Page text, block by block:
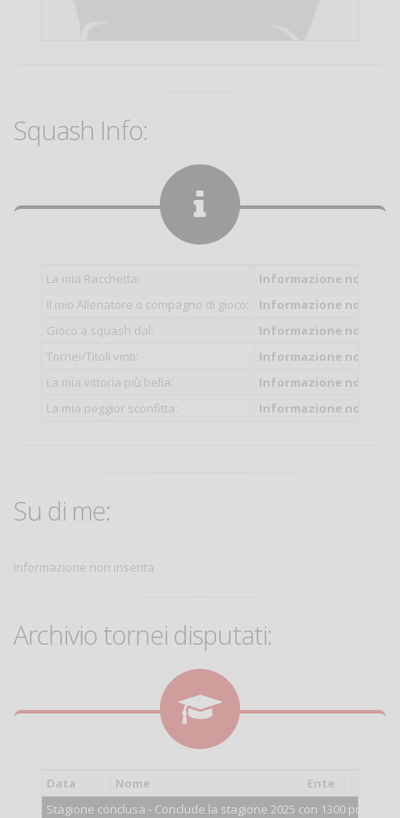
Squash Info:
La mia Racchetta:
Informazione non
Il mio Allenatore o compagno di gioco:
Informazione non
Gioco a squash dal:
Informazione non
Tornei/Titoli vinti:
Informazione non
La mia vittoria più bella:
Informazione non
La mia peggior sconfitta:
Informazione non
Su di me:
Informazione non inserita
Archivio tornei disputati:
Data Nome Ente
Stagione conclusa - Conclude la stagione 2025 con 1300 punti.